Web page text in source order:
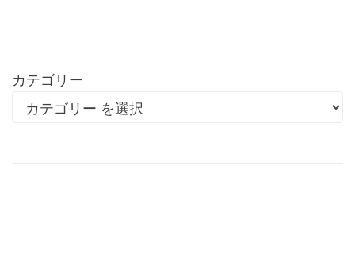
カテゴリー